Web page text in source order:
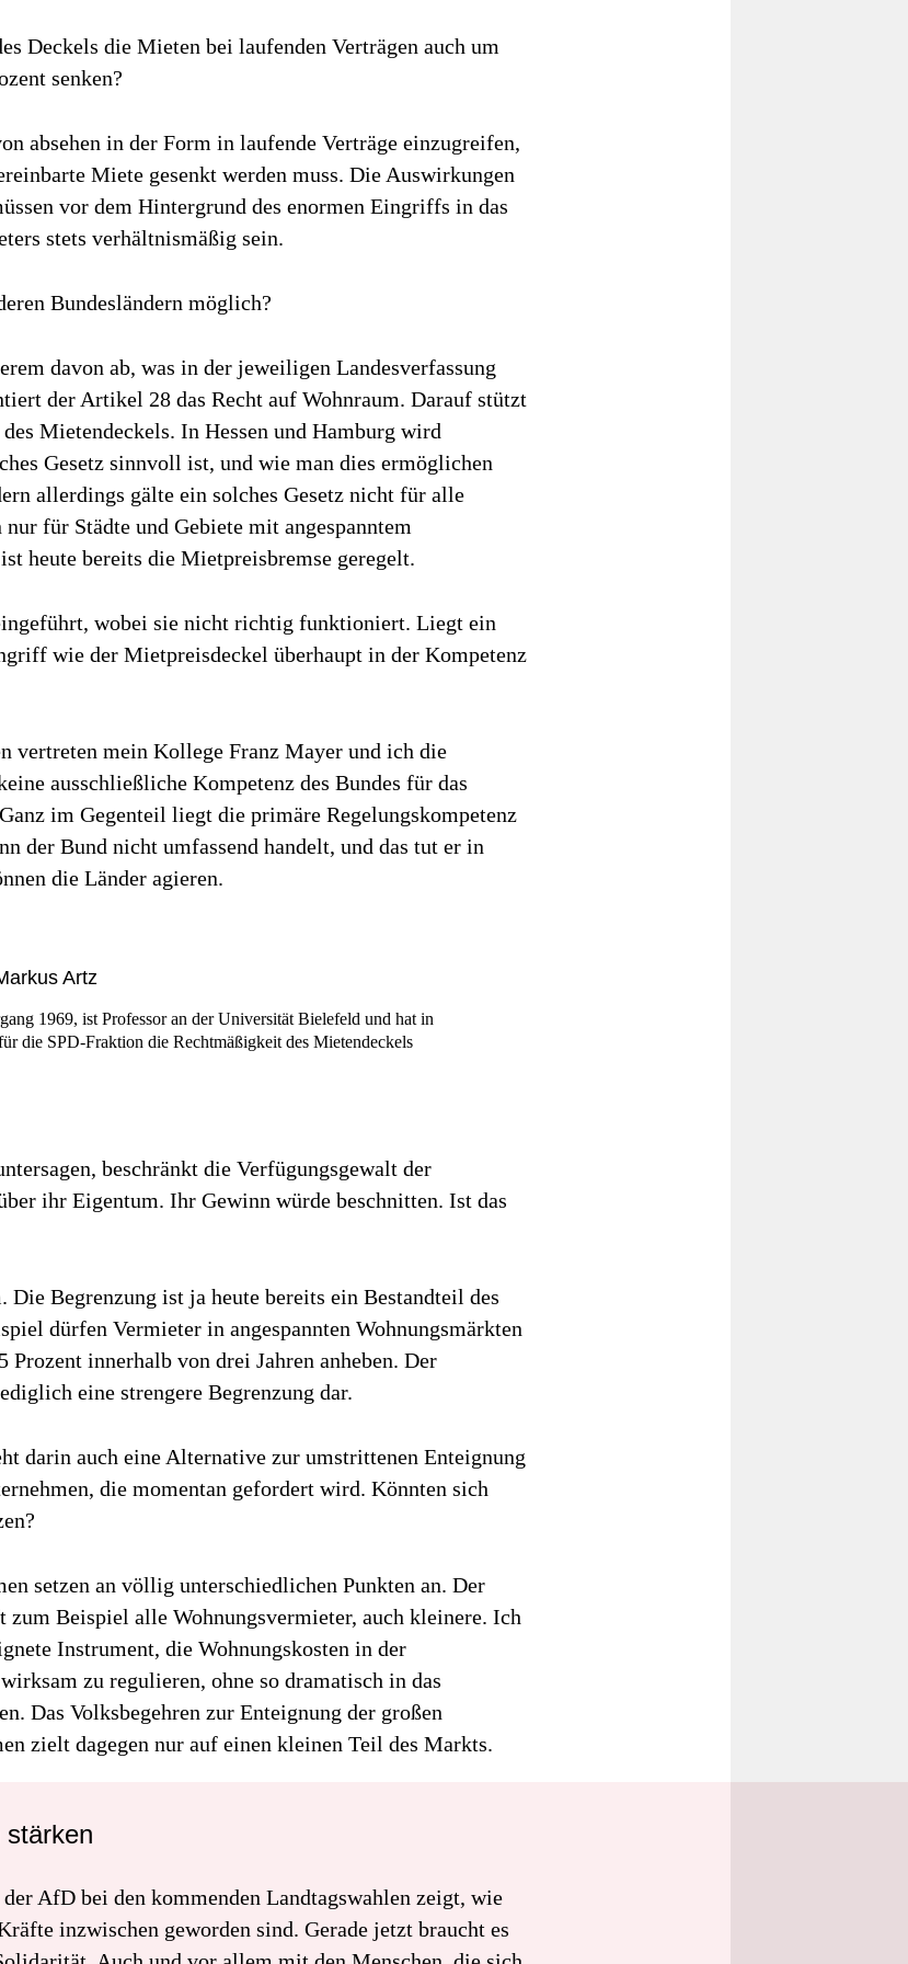
Deckels die Mieten bei laufenden Verträgen auch um
senken?
absehen in der Form in laufende Verträge einzugreifen,
Miete gesenkt werden muss. Die Auswirkungen
vor dem Hintergrund des enormen Eingriffs in das
stets verhältnismäßig sein.
Bundesländern möglich?
davon ab, was in der jeweiligen Landesverfassung
der Artikel 28 das Recht auf Wohnraum. Darauf stützt
Mietendeckels. In Hessen und Hamburg wird
Gesetz sinnvoll ist, und wie man dies ermöglichen
allerdings gälte ein solches Gesetz nicht für alle
nur für Städte und Gebiete mit angespanntem
heute bereits die Mietpreisbremse geregelt.
wobei sie nicht richtig funktioniert. Liegt ein
wie der Mietpreisdeckel überhaupt in der Kompetenz
vertreten mein Kollege Franz Mayer und ich die
ausschließliche Kompetenz des Bundes für das
im Gegenteil liegt die primäre Regelungskompetenz
der Bund nicht umfassend handelt, und das tut er in
die Länder agieren.
Artz
1969, ist Professor an der Universität Bielefeld und hat in
die SPD-Fraktion die Rechtmäßigkeit des Mietendeckels
beschränkt die Verfügungsgewalt der
ihr Eigentum. Ihr Gewinn würde beschnitten. Ist das
Die Begrenzung ist ja heute bereits ein Bestandteil des
dürfen Vermieter in angespannten Wohnungsmärkten
Prozent innerhalb von drei Jahren anheben. Der
eine strengere Begrenzung dar.
darin auch eine Alternative zur umstrittenen Enteignung
die momentan gefordert wird. Könnten sich
setzen an völlig unterschiedlichen Punkten an. Der
Beispiel alle Wohnungsvermieter, auch kleinere. Ich
Instrument, die Wohnungskosten in der
zu regulieren, ohne so dramatisch in das
Das Volksbegehren zur Enteignung der großen
zielt dagegen nur auf einen kleinen Teil des Markts.
stärken
AfD bei den kommenden Landtagswahlen zeigt, wie
inzwischen geworden sind. Gerade jetzt braucht es